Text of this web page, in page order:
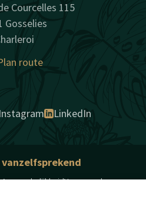
Courcelles 115
Gosselies
route
Instagram LinkedIn
AansprakelijkheidVoorwaarden